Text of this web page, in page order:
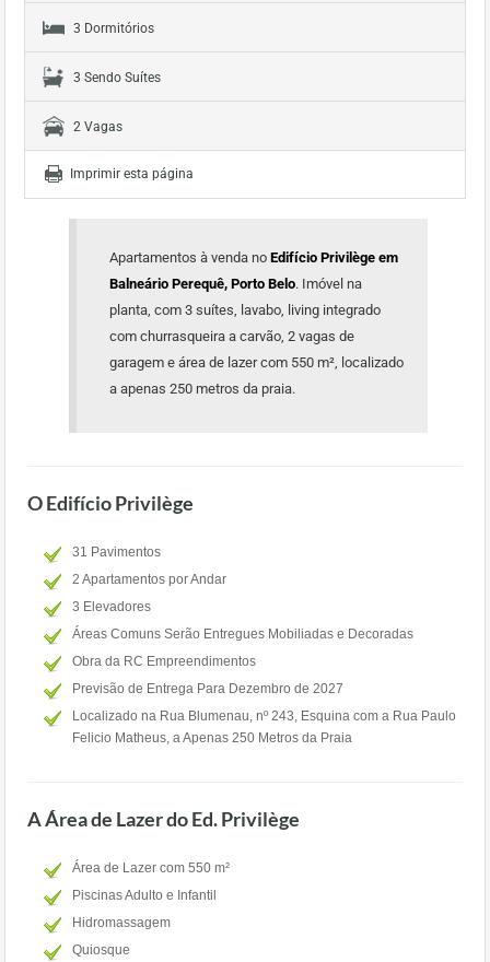
3 Dormitórios
3 Sendo Suítes
2 Vagas
Imprimir esta página
Apartamentos à venda no Edifício Privilège em
Balneário Perequê, Porto Belo. Imóvel na
planta, com 3 suítes, lavabo, living integrado
com churrasqueira a carvão, 2 vagas de
garagem e área de lazer com 550 m², localizado
a apenas 250 metros da praia.
O Edifício Privilège
31 Pavimentos
2 Apartamentos por Andar
3 Elevadores
Áreas Comuns Serão Entregues Mobiliadas e Decoradas
Obra da RC Empreendimentos
Previsão de Entrega Para Dezembro de 2027
Localizado na Rua Blumenau, nº 243, Esquina com a Rua Paulo
Felicio Matheus, a Apenas 250 Metros da Praia
A Área de Lazer do Ed. Privilège
Área de Lazer com 550 m²
Piscinas Adulto e Infantil
Hidromassagem
Quiosque